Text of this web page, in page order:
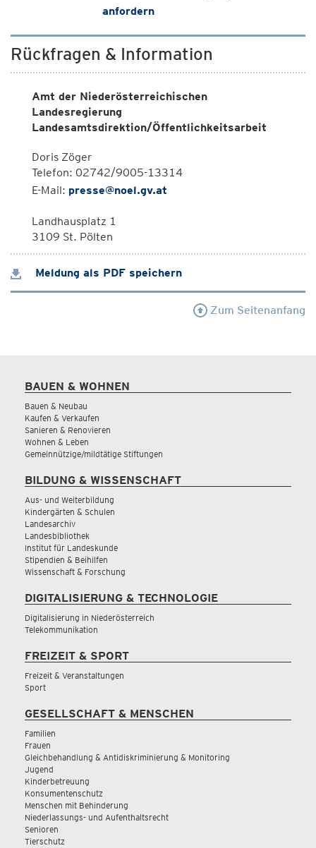
anfordern
Rückfragen & Information
Amt der Niederösterreichischen
Landesregierung
Landesamtsdirektion/Öffentlichkeitsarbeit
Doris Zöger
Telefon: 02742/9005-13314
E-Mail: presse@noel.gv.at
Landhausplatz 1
3109 St. Pölten
Meldung als PDF speichern
Zum Seitenanfang
BAUEN & WOHNEN
Bauen & Neubau
Kaufen & Verkaufen
Sanieren & Renovieren
Wohnen & Leben
Gemeinnützige/mildtätige Stiftungen
BILDUNG & WISSENSCHAFT
Aus- und Weiterbildung
Kindergärten & Schulen
Landesarchiv
Landesbibliothek
Institut für Landeskunde
Stipendien & Beihilfen
Wissenschaft & Forschung
DIGITALISIERUNG & TECHNOLOGIE
Digitalisierung in Niederösterreich
Telekommunikation
FREIZEIT & SPORT
Freizeit & Veranstaltungen
Sport
GESELLSCHAFT & MENSCHEN
Familien
Frauen
Gleichbehandlung & Antidiskriminierung & Monitoring
Jugend
Kinderbetreuung
Konsumentenschutz
Menschen mit Behinderung
Niederlassungs- und Aufenthaltsrecht
Senioren
Tierschutz